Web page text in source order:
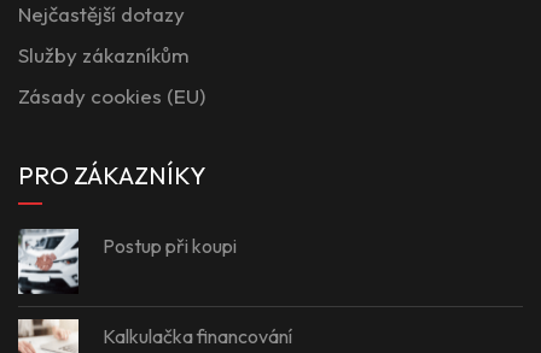
Nejčastější dotazy
Služby zákazníkům
Zásady cookies (EU)
PRO ZÁKAZNÍKY
Postup při koupi
Kalkulačka financování